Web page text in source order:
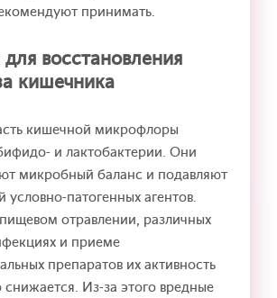
принимать.
восстановления
кишечника
кишечной микрофлоры
и лактобактерии. Они
микробный баланс и подавляют
условно-патогенных агентов.
отравлении, различных
и приеме
препаратов их активность
снижается. Из-за этого вредные